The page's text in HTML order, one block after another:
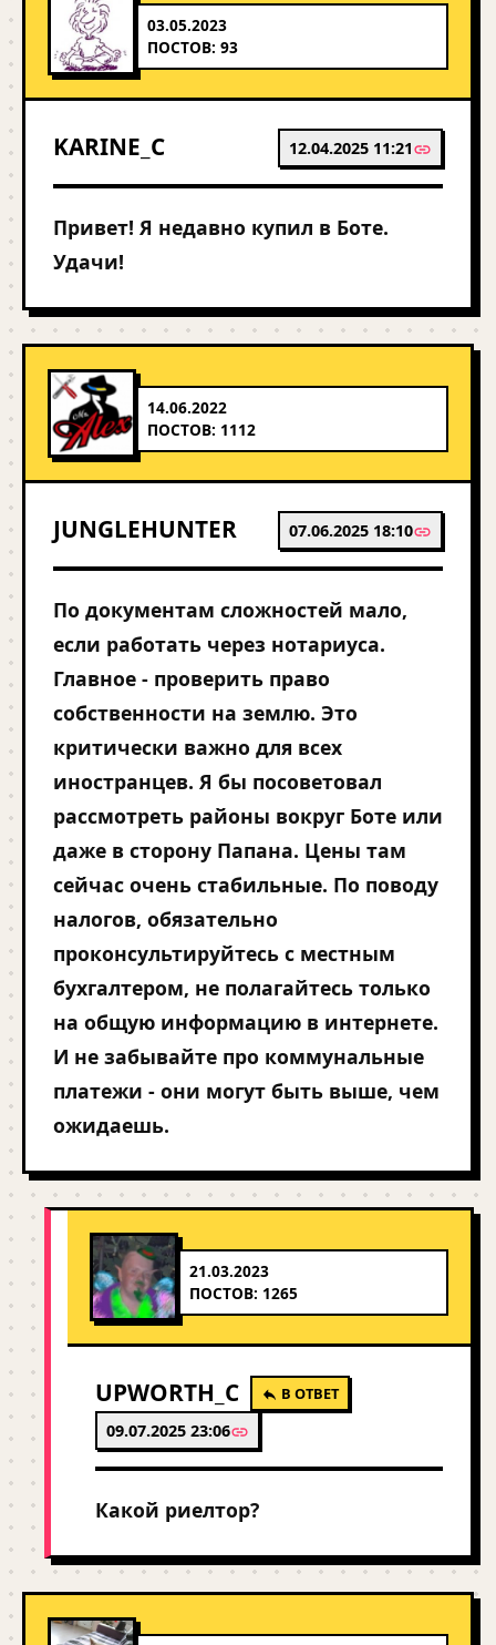
03.05.2023
ПОСТОВ: 93
KARINE_C 12.04.2025 11:21
Привет! Я недавно купил в Боте.
Удачи!
14.06.2022
ПОСТОВ: 1112
JUNGLEHUNTER 07.06.2025 18:10
По документам сложностей мало,
если работать через нотариуса.
Главное - проверить право
собственности на землю. Это
критически важно для всех
иностранцев. Я бы посоветовал
рассмотреть районы вокруг Боте или
даже в сторону Папана. Цены там
сейчас очень стабильные. По поводу
налогов, обязательно
проконсультируйтесь с местным
бухгалтером, не полагайтесь только
на общую информацию в интернете.
И не забывайте про коммунальные
платежи - они могут быть выше, чем
ожидаешь.
21.03.2023
ПОСТОВ: 1265
UPWORTH_C В ОТВЕТ
09.07.2025 23:06
Какой риелтор?